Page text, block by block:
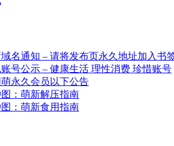
域名通知 – 请将发布页永久地址加入书
号公示 – 健康生活 理性消费 珍惜账号
永久会员以下公告
：萌新解压指南
：萌新食用指南